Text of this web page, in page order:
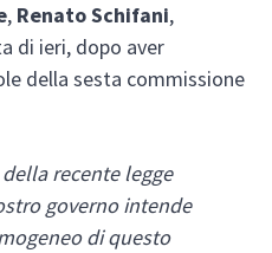
, Renato Schifani,
di ieri, dopo aver
della sesta commissione
recente legge
governo intende
di questo